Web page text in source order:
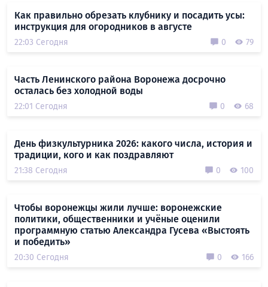
Как правильно обрезать клубнику и посадить усы:
инструкция для огородников в августе
22:03 Сегодня 0 79
Часть Ленинского района Воронежа досрочно
осталась без холодной воды
22:01 Сегодня 0 68
День физкультурника 2026: какого числа, история и
традиции, кого и как поздравляют
21:38 Сегодня 0 100
Чтобы воронежцы жили лучше: воронежские
политики, общественники и учёные оценили
программную статью Александра Гусева «Выстоять
и победить»
20:30 Сегодня 0 166